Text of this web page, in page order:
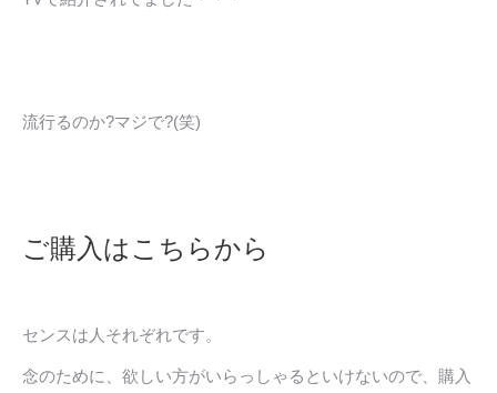
流行るのか?マジで?(笑)
ご購入はこちらから
センスは人それぞれです。
念のために、欲しい方がいらっしゃるといけないので、購入